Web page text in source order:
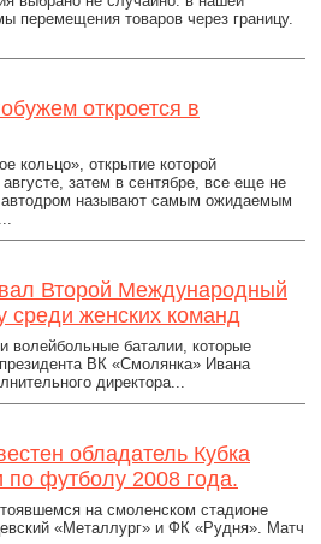
перемещения товаров через границу.
откроется в
кольцо», открытие которой
затем в сентябре, все еще не
называют самым ожидаемым
Второй Международный
среди женских команд
волейбольные баталии, которые
ВК «Смолянка» Ивана
директора...
обладатель Кубка
по футболу 2008 года.
на смоленском стадионе
«Металлург» и ФК «Рудня». Матч